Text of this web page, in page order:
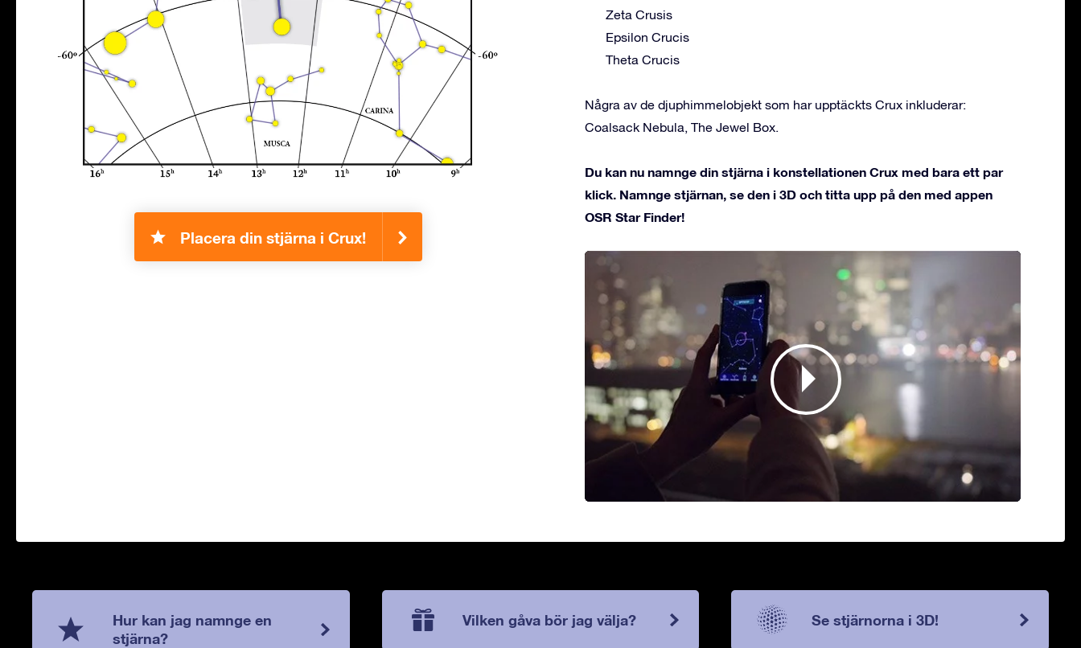
Placera din stjärna i Crux!
Zeta Crusis
Epsilon Crucis
Theta Crucis
Några av de djuphimmelobjekt som har upptäckts Crux inkluderar:
Coalsack Nebula, The Jewel Box.
Du kan nu namnge din stjärna i konstellationen Crux med bara ett par
klick. Namnge stjärnan, se den i 3D och titta upp på den med appen
OSR Star Finder!
Hur kan jag namnge en
stjärna?
Vilken gåva bör jag välja? Se stjärnorna i 3D!